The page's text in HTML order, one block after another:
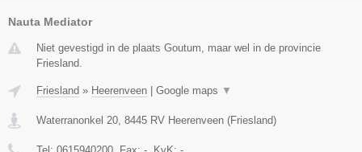
Nauta Mediator
Niet gevestigd in de plaats Goutum, maar wel in de provincie
Friesland.
Friesland » Heerenveen Google maps ▼
Waterranonkel 20 8445 RV Heerenveen (Friesland)